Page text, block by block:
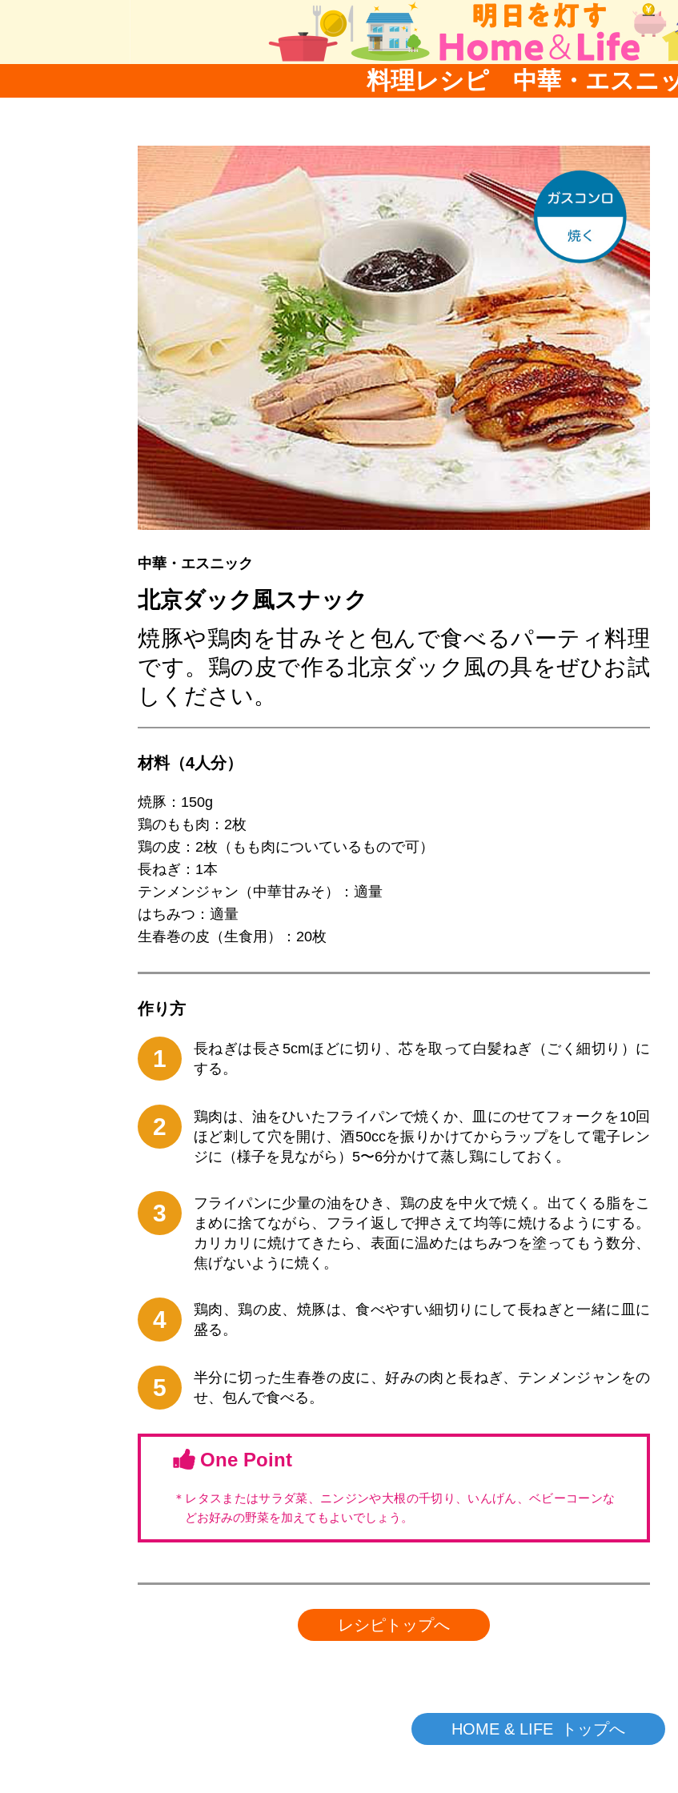
料理レシピ 中華・エスニ
中華・エスニック
北京ダック風スナック
焼豚や鶏肉を甘みそと包んで食べるパーティ料理
です。鶏の皮で作る北京ダック風の具をぜひお試
しください。
材料（4人分）
焼豚：150g
鶏のもも肉：2枚
鶏の皮：2枚（もも肉についているもので可）
長ねぎ：1本
テンメンジャン（中華甘みそ）：適量
はちみつ：適量
生春巻の皮（生食用）：20枚
作り⽅
1
長ねぎは長さ5cmほどに切り、芯を取って白髪ねぎ（ごく細切り）に
する。
2
鶏肉は、油をひいたフライパンで焼くか、皿にのせてフォークを10回
ほど刺して穴を開け、酒50ccを振りかけてからラップをして電子レン
ジに（様子を見ながら）5〜6分かけて蒸し鶏にしておく。
3
フライパンに少量の油をひき、鶏の皮を中火で焼く。出てくる脂をこ
まめに捨てながら、フライ返しで押さえて均等に焼けるようにする。
カリカリに焼けてきたら、表面に温めたはちみつを塗ってもう数分、
焦げないように焼く。
4
鶏肉、鶏の皮、焼豚は、食べやすい細切りにして長ねぎと一緒に皿に
盛る。
5
半分に切った生春巻の皮に、好みの肉と長ねぎ、テンメンジャンをの
せ、包んで食べる。
One Point
＊レタスまたはサラダ菜、ニンジンや大根の千切り、いんげん、ベビーコーンな
どお好みの野菜を加えてもよいでしょう。
レシピトップへ
HOME & LIFE トップへ